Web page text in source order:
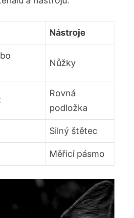
Nástroje
Nůžky
Rovná
podložka
Silný štětec
Měřicí pásmo